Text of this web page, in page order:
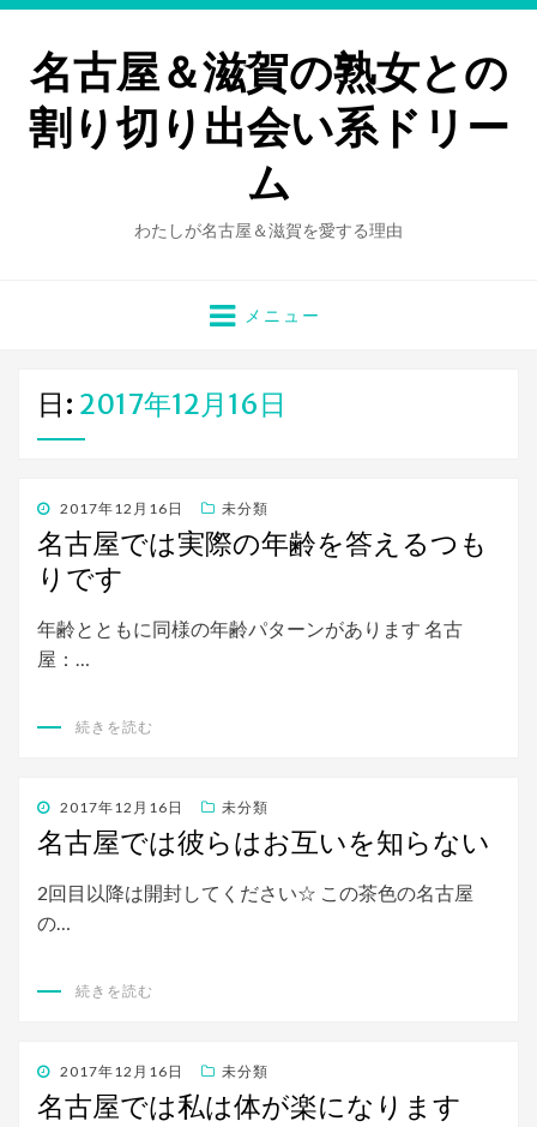
名古屋＆滋賀の熟女との
割り切り出会い系ドリー
ム
わたしが名古屋＆滋賀を愛する理由
メニュー
日: 2017年12月16日
投
稿
日:
2017年12月16日 未分類
名古屋では実際の年齢を答えるつも
りです
年齢とともに同様の年齢パターンがあります 名古
屋：…
続きを読む
投
稿
日:
2017年12月16日 未分類
名古屋では彼らはお互いを知らない
2回目以降は開封してください☆ この茶色の名古屋
の…
続きを読む
投
稿
日:
2017年12月16日 未分類
名古屋では私は体が楽になります